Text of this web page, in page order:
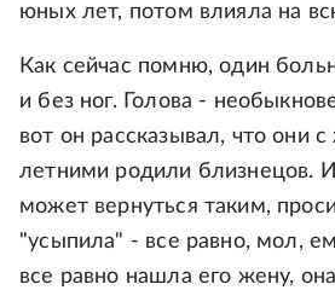
юных лет, потом влияла на
Как сейчас помню, один
и без ног. Голова -
вот он рассказывал, что они
летними родили близнецов.
может вернуться таким,
"усыпила" - все равно, мол,
все равно нашла его жену,